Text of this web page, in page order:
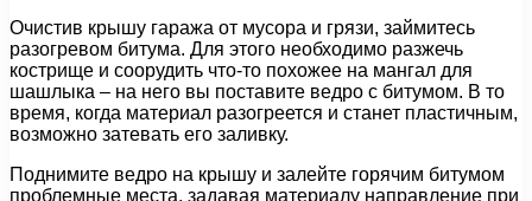
Очистив крышу гаража от мусора и грязи, займитесь
разогревом битума. Для этого необходимо разжечь
кострище и соорудить что-то похожее на мангал для
шашлыка – на него вы поставите ведро с битумом. В то
время, когда материал разогреется и станет пластичным,
возможно затевать его заливку.
Поднимите ведро на крышу и залейте горячим битумом
проблемные места, задавая материалу направление при